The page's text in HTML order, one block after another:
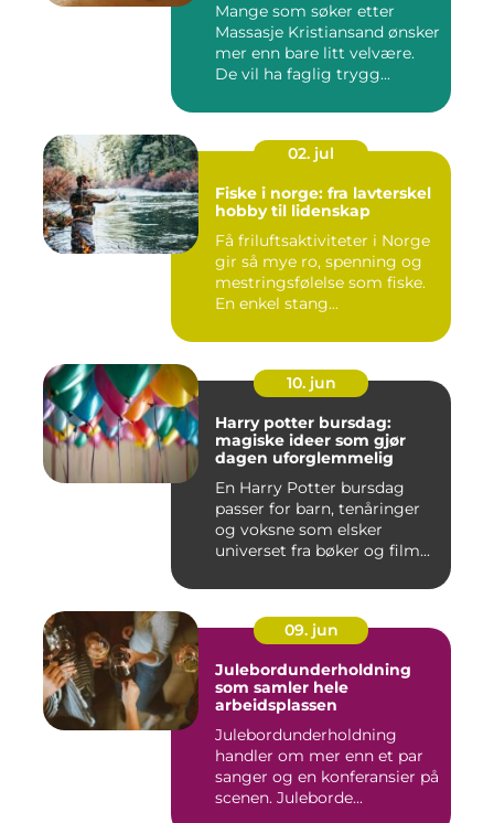
Mange som søker etter
Massasje Kristiansand ønsker
mer enn bare litt velvære.
De vil ha faglig trygg...
02. jul
Fiske i norge: fra lavterskel
hobby til lidenskap
Få friluftsaktiviteter i Norge
gir så mye ro, spenning og
mestringsfølelse som fiske.
En enkel stang...
10. jun
Harry potter bursdag:
magiske ideer som gjør
dagen uforglemmelig
En Harry Potter bursdag
passer for barn, tenåringer
og voksne som elsker
universet fra bøker og film...
09. jun
Julebordunderholdning
som samler hele
arbeidsplassen
Julebordunderholdning
handler om mer enn et par
sanger og en konferansier på
scenen. Juleborde...